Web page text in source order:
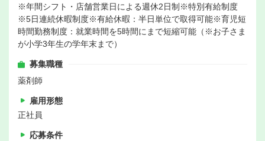
※年間シフト・店舗営業日による週休2日制※特別有給制度
※5日連続休暇制度※有給休暇：半日単位で取得可能※育児短
時間勤務制度：就業時間を5時間にまで短縮可能（※お子さま
が小学3年生の学年末まで）
募集職種
薬剤師
雇用形態
正社員
応募条件